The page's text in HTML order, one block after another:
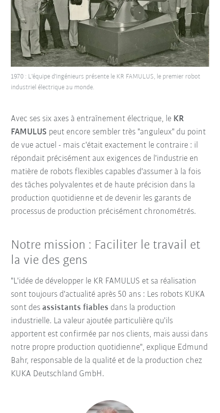
1970 : L'équipe d'ingénieurs présente le KR FAMULUS, le premier robot
industriel électrique au monde.
Avec ses six axes à entraînement électrique, le KR
FAMULUS peut encore sembler très "anguleux" du point
de vue actuel - mais c'était exactement le contraire : il
répondait précisément aux exigences de l'industrie en
matière de robots flexibles capables d'assumer à la fois
des tâches polyvalentes et de haute précision dans la
production quotidienne et de devenir les garants de
processus de production précisément chronométrés.
Notre mission : Faciliter le travail et
la vie des gens
"L'idée de développer le KR FAMULUS et sa réalisation
sont toujours d'actualité après 50 ans : Les robots KUKA
sont desassistants fiables dans la production
industrielle. La valeur ajoutée particulière qu'ils
apportent est confirmée par nos clients, mais aussi dans
notre propre production quotidienne", explique Edmund
Bahr, responsable de la qualité et de la production chez
KUKA Deutschland GmbH.